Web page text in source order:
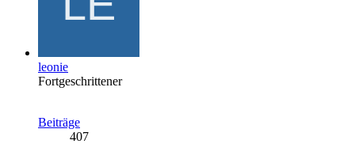
leonie
Fortgeschrittener
Beiträge
407